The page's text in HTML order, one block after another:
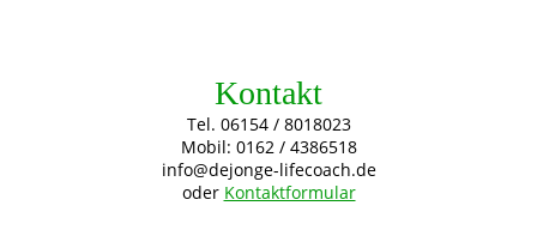
Kontakt
Tel. 06154 / 8018023
Mobil: 0162 / 4386518
info@dejonge-lifecoach.de
oder Kontaktformular